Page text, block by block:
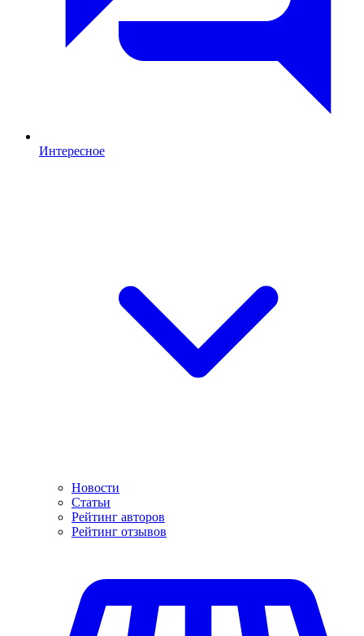
Интересное
Новости
Статьи
Рейтинг авторов
Рейтинг отзывов